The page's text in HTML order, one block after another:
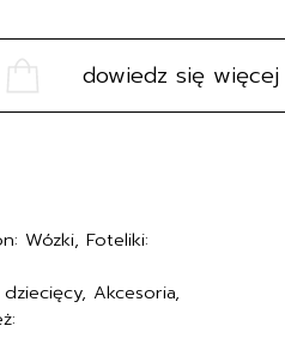
dowiedz się więcej
Wózki, Foteliki:
Akcesoria,